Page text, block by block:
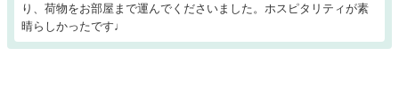
り、荷物をお部屋まで運んでくださいました。ホスピタリティが素
晴らしかったです♩